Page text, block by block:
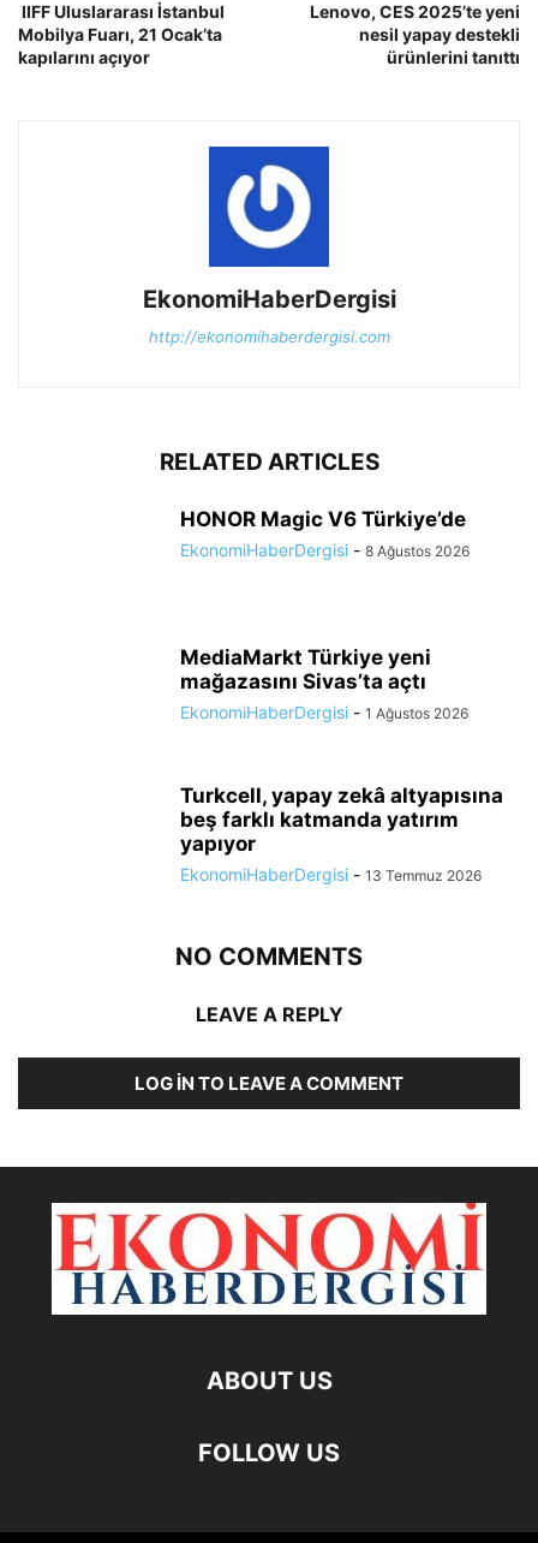
IIFF Uluslararası İstanbul
Mobilya Fuarı, 21 Ocak’ta
kapılarını açıyor
Lenovo, CES 2025’te yeni
nesil yapay destekli
ürünlerini tanıttı
EkonomiHaberDergisi
http://ekonomihaberdergisi.com
RELATED ARTICLES
HONOR Magic V6 Türkiye’de
EkonomiHaberDergisi - 8 Ağustos 2026
MediaMarkt Türkiye yeni
mağazasını Sivas’ta açtı
EkonomiHaberDergisi - 1 Ağustos 2026
Turkcell, yapay zekâ altyapısına
beş farklı katmanda yatırım
yapıyor
EkonomiHaberDergisi - 13 Temmuz 2026
NO COMMENTS
LEAVE A REPLY
LOG IN TO LEAVE A COMMENT
ABOUT US
FOLLOW US